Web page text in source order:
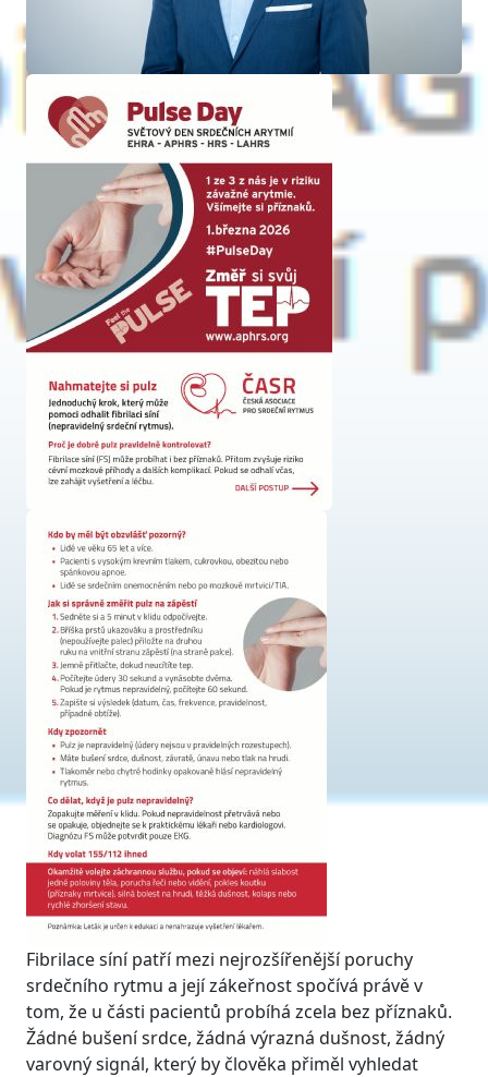
Fibrilace síní patří mezi nejrozšířenější poruchy
srdečního rytmu a její zákeřnost spočívá právě v
tom, že u části pacientů probíhá zcela bez příznaků.
Žádné bušení srdce, žádná výrazná dušnost, žádný
varovný signál, který by člověka přiměl vyhledat